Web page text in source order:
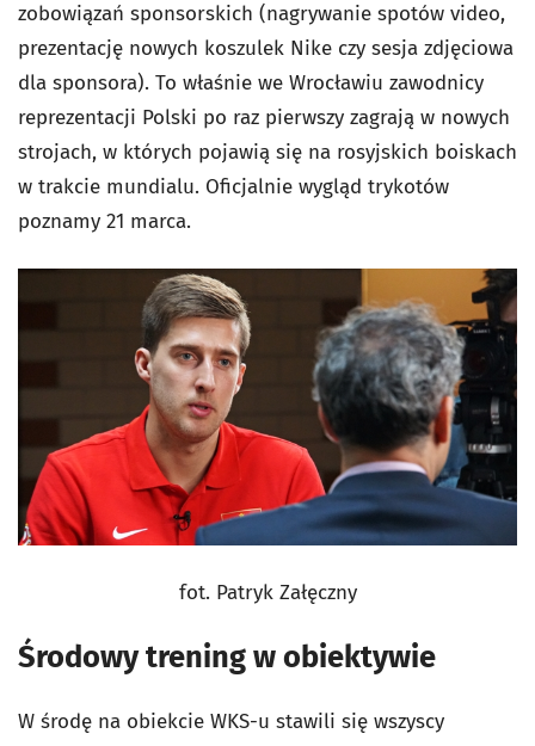
zobowiązań sponsorskich (nagrywanie spotów video,
prezentację nowych koszulek Nike czy sesja zdjęciowa
dla sponsora). To właśnie we Wrocławiu zawodnicy
reprezentacji Polski po raz pierwszy zagrają w nowych
strojach, w których pojawią się na rosyjskich boiskach
w trakcie mundialu. Oficjalnie wygląd trykotów
poznamy 21 marca.
fot. Patryk Załęczny
Środowy trening w obiektywie
W środę na obiekcie WKS-u stawili się wszyscy